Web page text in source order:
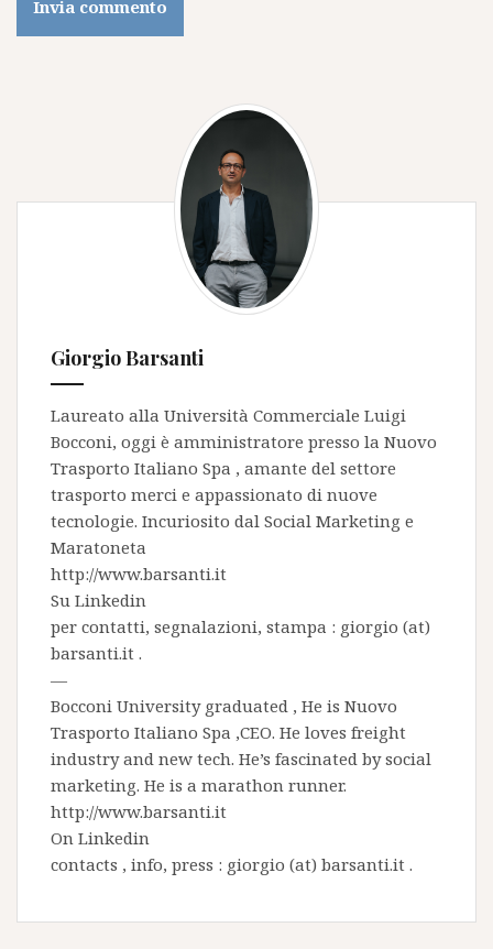
Giorgio Barsanti
Laureato alla Università Commerciale Luigi
Bocconi, oggi è amministratore presso la Nuovo
Trasporto Italiano Spa , amante del settore
trasporto merci e appassionato di nuove
tecnologie. Incuriosito dal Social Marketing e
Maratoneta
http://www.barsanti.it
Su Linkedin
per contatti, segnalazioni, stampa : giorgio (at)
barsanti.it .
—
Bocconi University graduated , He is Nuovo
Trasporto Italiano Spa ,CEO. He loves freight
industry and new tech. He’s fascinated by social
marketing. He is a marathon runner.
http://www.barsanti.it
On Linkedin
contacts , info, press : giorgio (at) barsanti.it .